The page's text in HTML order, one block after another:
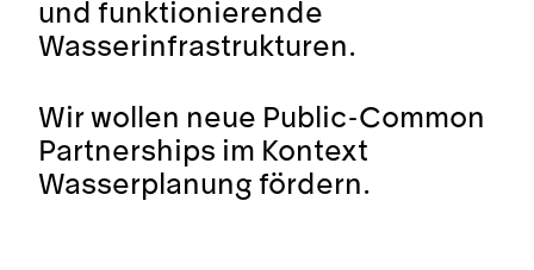
und funktionierende
Wasserinfrastrukturen.
Wir wollen neue Public-Common
Partnerships im Kontext
Wasserplanung fördern.